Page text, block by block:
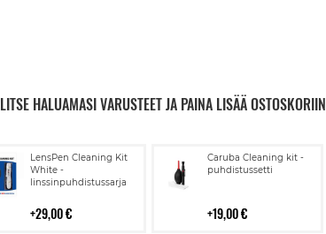
HALUAMASI VARUSTEET JA PAINA LISÄÄ OSTOSKORIIN
LensPen Cleaning Kit
White -
linssinpuhdistussarja
29,00 €
Lisää
ostoskoriin
Caruba Cleaning kit -
puhdistussetti
19,00 €
Lisää
ostoskoriin